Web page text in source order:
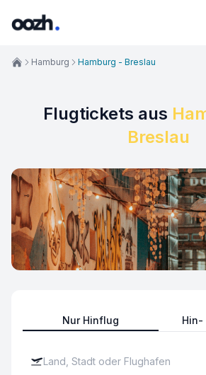
Flugtickets aus
Breslau
Nur Hinflug Hin-
Hamburg Hamburg - Breslau